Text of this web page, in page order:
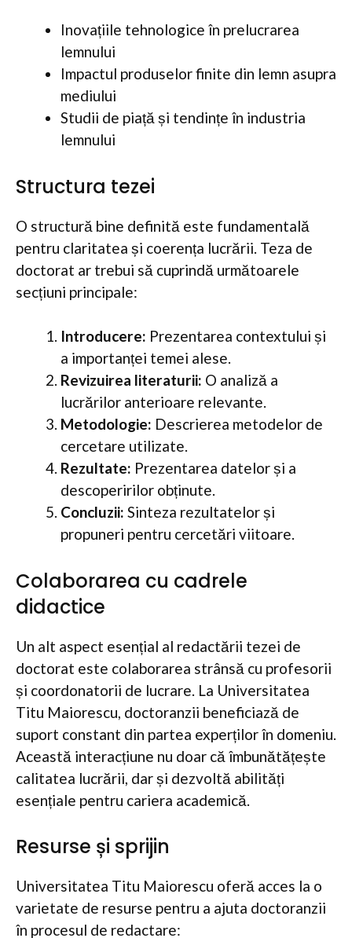
Inovațiile tehnologice în prelucrarea
lemnului
Impactul produselor finite din lemn asupra
mediului
Studii de piață și tendințe în industria
lemnului
Structura tezei
O structură bine definită este fundamentală
pentru claritatea și coerența lucrării. Teza de
doctorat ar trebui să cuprindă următoarele
secțiuni principale:
Introducere: Prezentarea contextului și
a importanței temei alese.
Revizuirea literaturii: O analiză a
lucrărilor anterioare relevante.
Metodologie: Descrierea metodelor de
cercetare utilizate.
Rezultate: Prezentarea datelor și a
descoperirilor obținute.
Concluzii: Sinteza rezultatelor și
propuneri pentru cercetări viitoare.
Colaborarea cu cadrele
didactice
Un alt aspect esențial al redactării tezei de
doctorat este colaborarea strânsă cu profesorii
și coordonatorii de lucrare. La Universitatea
Titu Maiorescu, doctoranzii beneficiază de
suport constant din partea experților în domeniu.
Această interacțiune nu doar că îmbunătățește
calitatea lucrării, dar și dezvoltă abilități
esențiale pentru cariera academică.
Resurse și sprijin
Universitatea Titu Maiorescu oferă acces la o
varietate de resurse pentru a ajuta doctoranzii
în procesul de redactare: